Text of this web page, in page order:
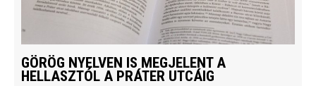
GÖRÖG NYELVEN IS MEGJELENT A
HELLASZTÓL A PRÁTER UTCÁIG